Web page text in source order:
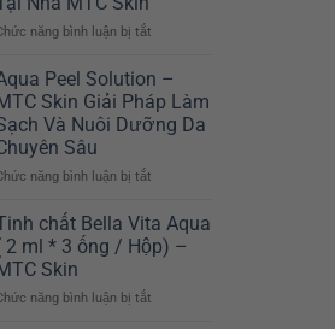
MTC
SKIN
Quốc
năng bình luận bị tắt
Chăm
Sóc
Da
6
Nhà
MTC
Skin
Peel Solution –
Skin Giải Pháp Làm
Và Nuôi Dưỡng Da
Sâu
năng bình luận bị tắt
Peel
Solution
–
chất Bella Vita Aqua
2 ml * 3 ống / Hộp) –
Skin
năng bình luận bị tắt